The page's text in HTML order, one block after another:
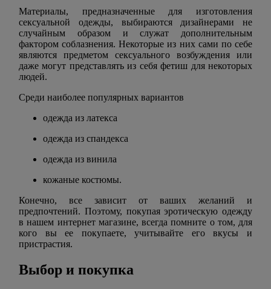
Материалы, предназначенные для изготовления
сексуальной одежды, выбираются дизайнерами не
случайным образом и служат дополнительным
фактором соблазнения. Некоторые из них сами по себе
являются предметом сексуального возбуждения или
даже могут представлять из себя фетиш для некоторых
людей.
Среди наиболее популярных вариантов
одежда из латекса
одежда из спандекса
одежда из винила
кожаные костюмы.
Конечно, все зависит от ваших желаний и
предпочтений. Поэтому, покупая эротическую одежду
в нашем интернет магазине, всегда помните о том, для
кого вы ее покупаете, учитывайте его вкусы и
пристрастия.
Выбор и покупка